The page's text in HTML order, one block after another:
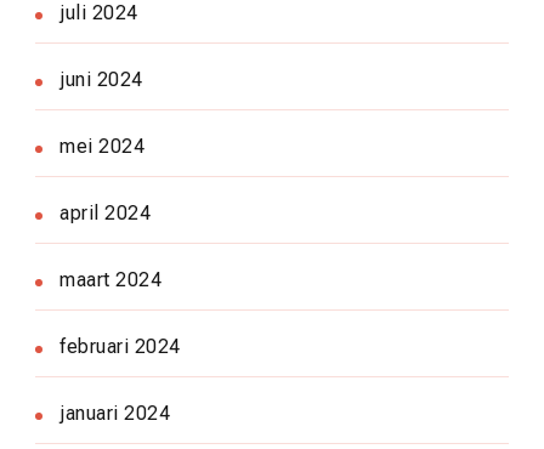
juli 2024
juni 2024
mei 2024
april 2024
maart 2024
februari 2024
januari 2024